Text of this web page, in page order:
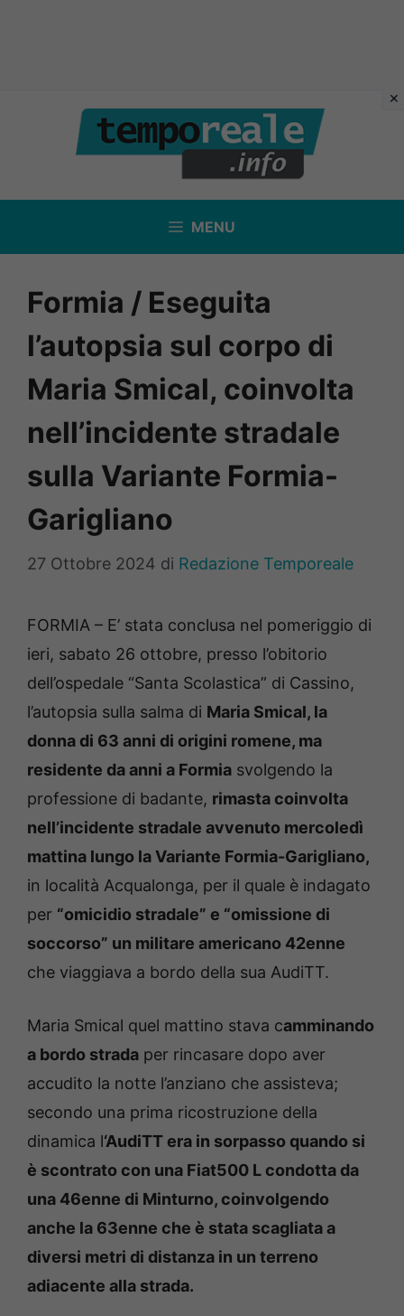
contenuto
MENU
Formia / Eseguita
l’autopsia sul corpo di
Maria Smical, coinvolta
nell’incidente stradale
sulla Variante Formia-
Garigliano
27 Ottobre 2024 di Redazione Temporeale
FORMIA – E’ stata conclusa nel pomeriggio di
ieri, sabato 26 ottobre, presso l’obitorio
dell’ospedale “Santa Scolastica” di Cassino,
l’autopsia sulla salma di Maria Smical, la
donna di 63 anni di origini romene, ma
residente da anni a Formia svolgendo la
professione di badante, rimasta coinvolta
nell’incidente stradale avvenuto mercoledì
mattina lungo la Variante Formia-Garigliano,
in località Acqualonga, per il quale è indagato
per “omicidio stradale” e “omissione di
soccorso” un militare americano 42enne
che viaggiava a bordo della sua AudiTT.
Maria Smical quel mattino stava camminando
a bordo strada per rincasare dopo aver
accudito la notte l’anziano che assisteva;
secondo una prima ricostruzione della
dinamica l‘AudiTT era in sorpasso quando si
è scontrato con una Fiat500 L condotta da
una 46enne di Minturno, coinvolgendo
anche la 63enne che è stata scagliata a
diversi metri di distanza in un terreno
adiacente alla strada.